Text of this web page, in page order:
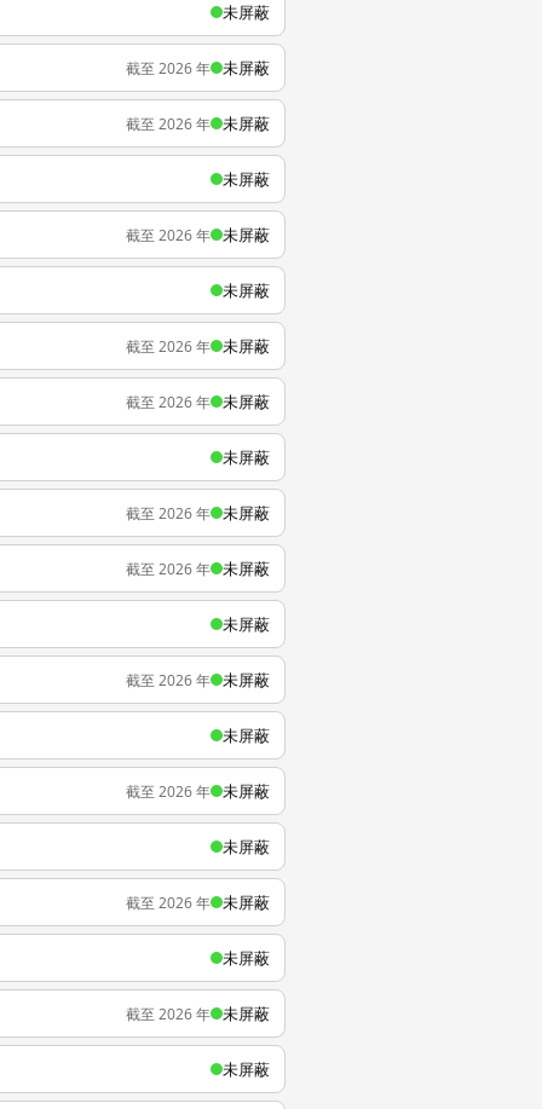
未屏蔽
截至 2026 年 未屏蔽
截至 2026 年 未屏蔽
未屏蔽
截至 2026 年 未屏蔽
未屏蔽
截至 2026 年 未屏蔽
截至 2026 年 未屏蔽
未屏蔽
截至 2026 年 未屏蔽
截至 2026 年 未屏蔽
未屏蔽
截至 2026 年 未屏蔽
未屏蔽
截至 2026 年 未屏蔽
未屏蔽
截至 2026 年 未屏蔽
未屏蔽
截至 2026 年 未屏蔽
未屏蔽